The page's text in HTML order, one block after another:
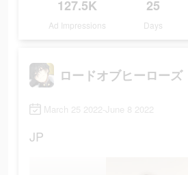
127.5K
Ad Impressions
25
Days
ロードオブヒーローズ
March 25 2022-June 8 2022
JP